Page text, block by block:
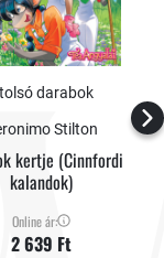
darabok
Stilton
kertje (Cinnfordi
kalandok)
Online ár:
2 639 Ft